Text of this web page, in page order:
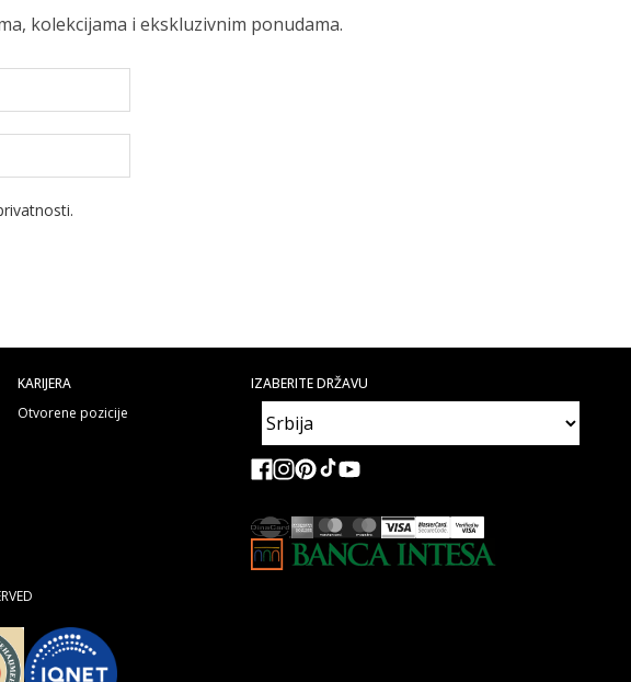
kolekcijama i ekskluzivnim ponudama.
KARIJERA
Otvorene pozicije
IZABERITE DRŽAVU